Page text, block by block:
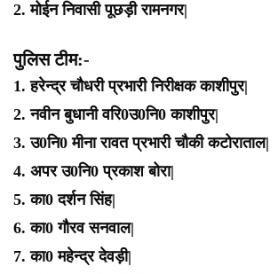
2. मोईन निवासी पूछड़ी रामनगर|
पुलिस टीम:-
1. हरेन्द्र चौधरी प्रभारी निरीक्षक काशीपुर|
2. नवीन बुधानी वरि0उ0नि0 काशीपुर|
3. उ0नि0 मीना रावत प्रभारी चौकी कटोराताल|
4. अपर उ0नि0 प्रकाश बोरा|
5. का0 दर्शन सिंह|
6. का0 गौरव सनवाल|
7. का0 महेन्द्र देवड़ी|